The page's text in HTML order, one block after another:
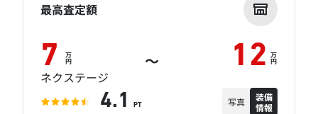
最高査定額
7 万
円 ～ 12 万
円
ネクステージ
4.1 PT 写真
装備
情報